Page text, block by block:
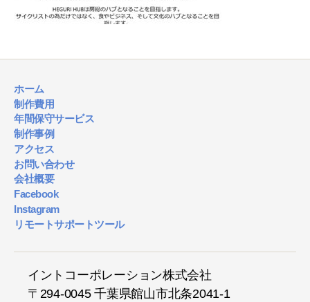
ホーム
制作費用
年間保守サービス
制作事例
アクセス
お問い合わせ
会社概要
Facebook
Instagram
リモートサポートツール
イントコーポレーション株式会社
〒294-0045 千葉県館山市北条2041-1